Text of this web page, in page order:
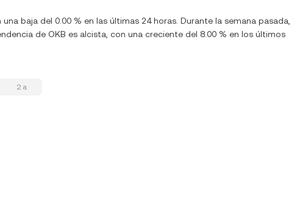
baja del 0.00 % en las últimas 24 horas. Durante la semana pasada,
de OKB es alcista, con una creciente del 8.00 % en los últimos
2 a